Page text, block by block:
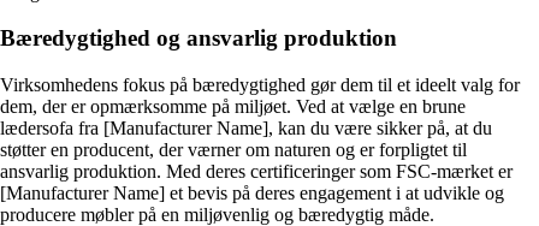
Bæredygtighed og ansvarlig produktion
Virksomhedens fokus på bæredygtighed gør dem til et ideelt valg for
dem, der er opmærksomme på miljøet. Ved at vælge en brune
lædersofa fra [Manufacturer Name], kan du være sikker på, at du
støtter en producent, der værner om naturen og er forpligtet til
ansvarlig produktion. Med deres certificeringer som FSC-mærket er
[Manufacturer Name] et bevis på deres engagement i at udvikle og
producere møbler på en miljøvenlig og bæredygtig måde.